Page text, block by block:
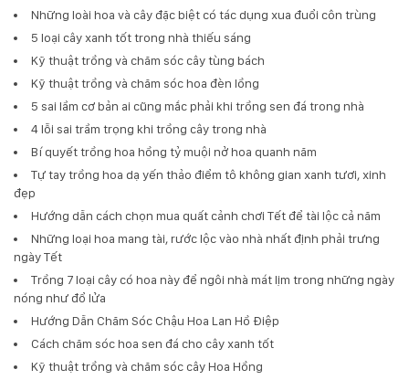
Những loài hoa và cây đặc biệt có tác dụng xua đuổi côn trùng
5 loại cây xanh tốt trong nhà thiếu sáng
Kỹ thuật trồng và chăm sóc cây tùng bách
Kỹ thuật trồng và chăm sóc hoa đèn lồng
5 sai lầm cơ bản ai cũng mắc phải khi trồng sen đá trong nhà
4 lỗi sai trầm trọng khi trồng cây trong nhà
Bí quyết trồng hoa hồng tỷ muội nở hoa quanh năm
Tự tay trồng hoa dạ yến thảo điểm tô không gian xanh tươi, xinh
đẹp
Hướng dẫn cách chọn mua quất cảnh chơi Tết để tài lộc cả năm
Những loại hoa mang tài, rước lộc vào nhà nhất định phải trưng
ngày Tết
Trồng 7 loại cây có hoa này để ngôi nhà mát lịm trong những ngày
nóng như đổ lửa
Hướng Dẫn Chăm Sóc Chậu Hoa Lan Hồ Điệp
Cách chăm sóc hoa sen đá cho cây xanh tốt
Kỹ thuật trồng và chăm sóc cây Hoa Hồng